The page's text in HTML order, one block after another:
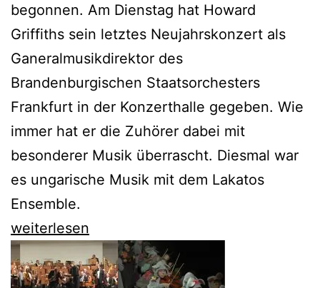
begonnen. Am Dienstag hat Howard
Griffiths sein letztes Neujahrskonzert als
Ganeralmusikdirektor des
Brandenburgischen Staatsorchesters
Frankfurt in der Konzerthalle gegeben. Wie
immer hat er die Zuhörer dabei mit
besonderer Musik überrascht. Diesmal war
es ungarische Musik mit dem Lakatos
Ensemble.
Howard
Griffiths
läutet
weiterlesen